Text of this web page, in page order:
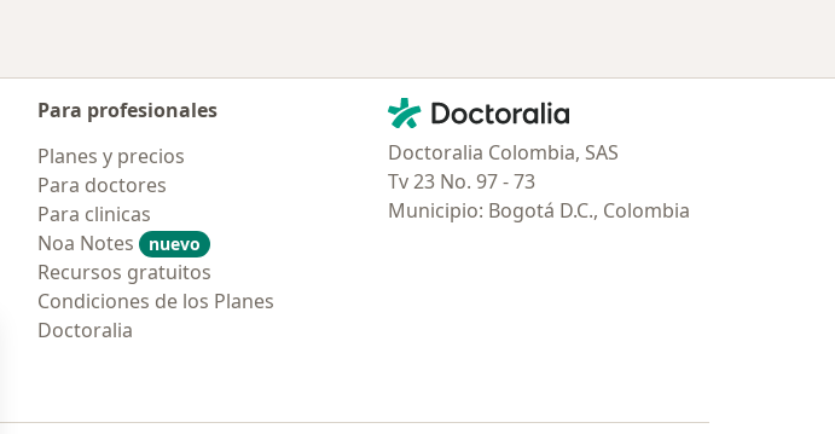
Para profesionales
Planes y precios
Para doctores
Para clinicas
Noa Notes
nuevo
Recursos gratuitos
Condiciones de los Planes
Doctoralia
Contacto
Doctoralia - Página de inicio
Doctoralia Colombia, SAS
Tv 23 No. 97 - 73
Municipio: Bogotá D.C., Colombia